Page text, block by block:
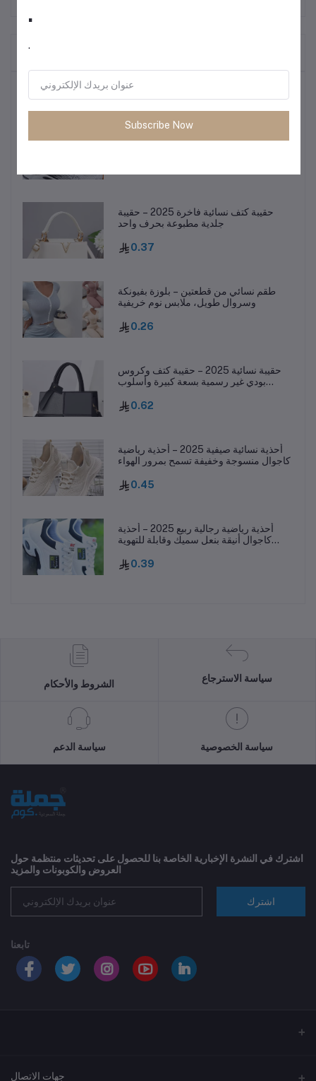
المنتجات التي يتم شراؤها بشكل متكرر
أكثر المنتجات مبيعًا
أحذية رجالية كاجوال للركض – ربيع 2025
حقيبة كتف نسائية فاخرة 2025 – حقيبة
جلدية مطبوعة بحرف واحد
0.37
طقم نسائي من قطعتين – بلوزة بفيونكة
وسروال طويل، ملابس نوم خريفية
0.26
حقيبة نسائية 2025 – حقيبة كتف وكروس
بودي غير رسمية بسعة كبيرة وأسلوب
0.62
أحذية نسائية صيفية 2025 – أحذية رياضية
كاجوال منسوجة وخفيفة تسمح بمرور الهواء
0.45
أحذية رياضية رجالية ربيع 2025 – أحذية
كاجوال أنيقة بنعل سميك وقابلة للتهوية
0.39
الشروط والأحكام
سياسة الاسترجاع
سياسة الدعم سياسة الخصوصية
اشترك في النشرة الإخبارية الخاصة بنا للحصول على تحديثات منتظمة حول
العروض والكوبونات والمزيد
اشترك
تابعنا
جهات الاتصال
.
.
Subscribe Now